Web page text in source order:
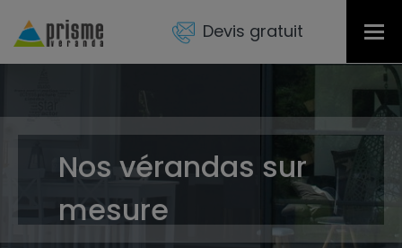
Devis gratuit
Nos vérandas sur
mesure